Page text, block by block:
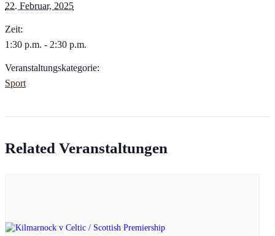
22. Februar, 2025
Zeit:
1:30 p.m. - 2:30 p.m.
Veranstaltungskategorie:
Sport
Related Veranstaltungen